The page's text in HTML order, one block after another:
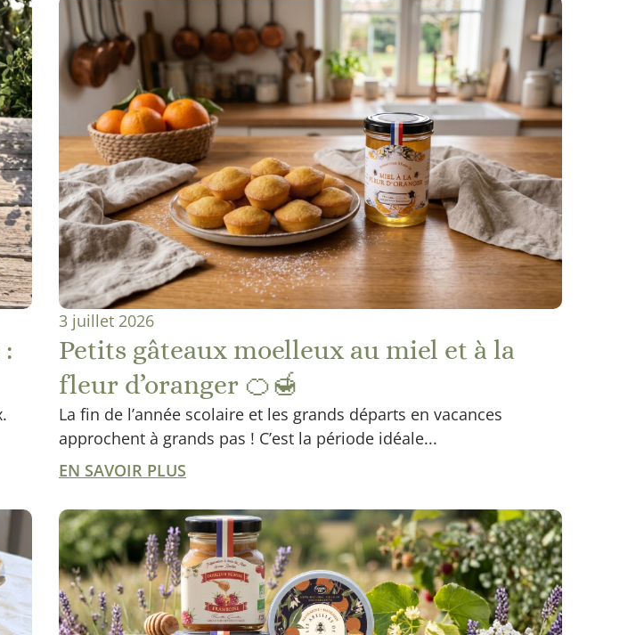
3 juillet 2026
Petits gâteaux moelleux au miel et à la
fleur d’oranger 🍊🍯
La fin de l’année scolaire et les grands départs en vacances
approchent à grands pas ! C’est la période idéale...
EN SAVOIR PLUS